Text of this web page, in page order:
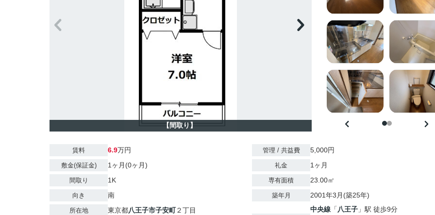
【間取り】
賃料 6.9万円
敷金(保証金) 1ヶ月(0ヶ月)
間取り 1K
向き 南
所在地 東京都八王子市子安町２丁目
管理 / 共益費 5,000円
礼金 1ヶ月
専有面積 23.00㎡
築年月 2001年3月(築25年)
中央線 「 八王子 」駅 徒歩9分